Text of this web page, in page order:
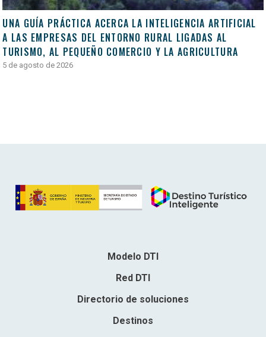
UNA GUÍA PRÁCTICA ACERCA LA INTELIGENCIA ARTIFICIAL
A LAS EMPRESAS DEL ENTORNO RURAL LIGADAS AL
TURISMO, AL PEQUEÑO COMERCIO Y LA AGRICULTURA
5 de agosto de 2026
Modelo DTI
Red DTI
Directorio de soluciones
Destinos